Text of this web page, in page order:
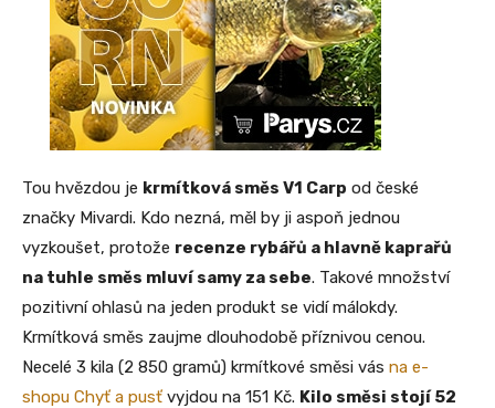
Tou hvězdou je krmítková směs V1 Carp od české
značky Mivardi. Kdo nezná, měl by ji aspoň jednou
vyzkoušet, protože recenze rybářů a hlavně kaprařů
na tuhle směs mluví samy za sebe. Takové množství
pozitivní ohlasů na jeden produkt se vidí málokdy.
Krmítková směs zaujme dlouhodobě příznivou cenou.
Necelé 3 kila (2 850 gramů) krmítkové směsi vás na e-
shopu Chyť a pusť vyjdou na 151 Kč. Kilo směsi stojí 52